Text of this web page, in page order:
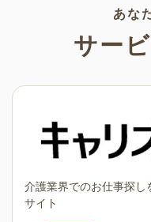
あな
サー
介護業界でのお仕事探
サイト